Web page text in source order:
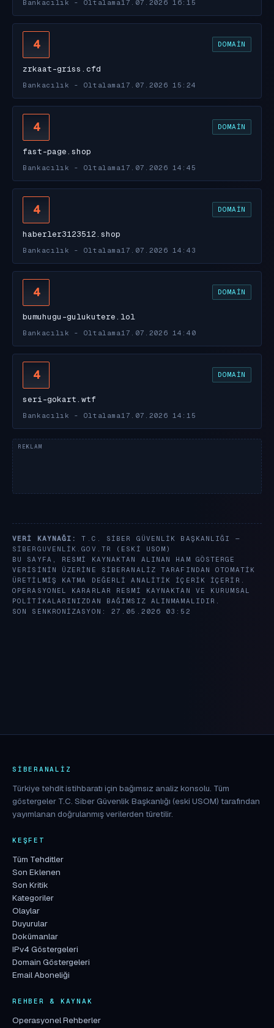
Bankacılık - Oltalama 17.07.2026 16:15
4 DOMAIN
zrkaat-griss.cfd
Bankacılık - Oltalama 17.07.2026 15:24
4 DOMAIN
fast-page.shop
Bankacılık - Oltalama 17.07.2026 14:45
4 DOMAIN
haberler3123512.shop
Bankacılık - Oltalama 17.07.2026 14:43
4 DOMAIN
bumuhugu-gulukutere.lol
Bankacılık - Oltalama 17.07.2026 14:40
4 DOMAIN
seri-gokart.wtf
Bankacılık - Oltalama 17.07.2026 14:15
VERI KAYNAĞI:
T.C. SIBER GÜVENLIK BAŞKANLIĞI —
SIBERGUVENLIK.GOV.TR
(ESKI USOM)
BU SAYFA, RESMI KAYNAKTAN ALINAN HAM GÖSTERGE
VERISININ ÜZERINE SIBERANALIZ TARAFINDAN OTOMATIK
ÜRETILMIŞ KATMA DEĞERLI ANALITIK IÇERIK IÇERIR.
OPERASYONEL KARARLAR RESMI KAYNAKTAN VE KURUMSAL
POLITIKALARINIZDAN BAĞIMSIZ ALINMAMALIDIR.
SON SENKRONIZASYON: 27.05.2026 03:52
SIBERANALIZ
Türkiye tehdit istihbaratı için bağımsız analiz konsolu. Tüm
göstergeler T.C. Siber Güvenlik Başkanlığı (eski USOM) tarafından
yayımlanan doğrulanmış verilerden türetilir.
KEŞFET
Tüm Tehditler
Son Eklenen
Son Kritik
Kategoriler
Olaylar
Duyurular
Dokümanlar
IPv4 Göstergeleri
Domain Göstergeleri
Email Aboneliği
REHBER & KAYNAK
Operasyonel Rehberler